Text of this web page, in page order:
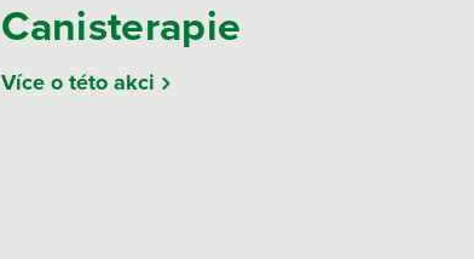
Canisterapie
Více o této akci